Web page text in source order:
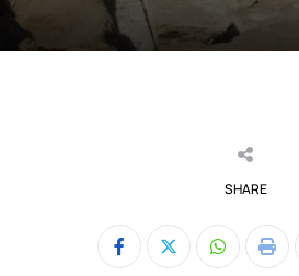
SHARE
Whatsapp
Print